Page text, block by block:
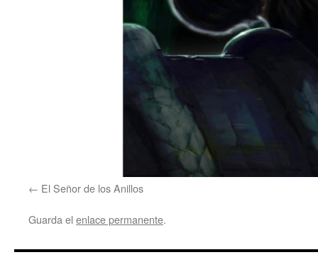
El Señor de los Anillos
Guarda el enlace permanente.